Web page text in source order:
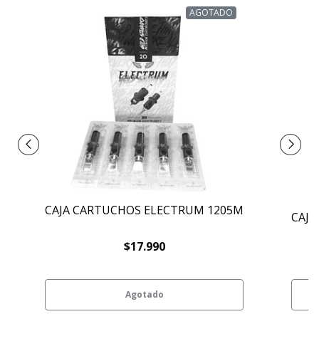
AGOTADO
CAJA CARTUCHOS ELECTRUM 1205M
$17.990
Agotado